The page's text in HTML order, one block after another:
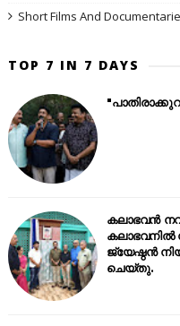
Short Films And
TOP 7 IN 7 DAYS
കലാഭവൻ
കലാഭവനിൽ
ജ്യേഷ്ഠൻ
ചെയ്തു.